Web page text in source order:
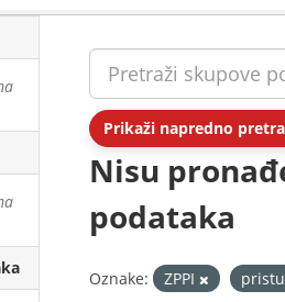
Prikaži napredno
Nisu
podataka
Oznake: ZPPI